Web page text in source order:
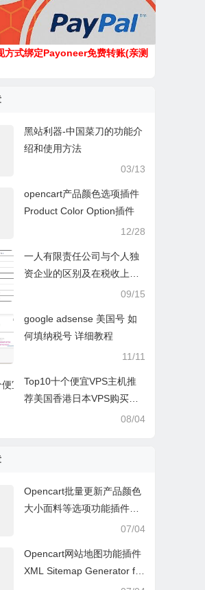
方式绑定Payoneer免费转账(亲测
黑站利器-中国菜刀的功能介
绍和使用方法
03/13
opencart产品颜色选项插件
Product Color Option插件
12/28
一人有限责任公司与个人独
资企业的区别及在税收上
（增值税，企业所得税，个
09/15
google adsense 美国号 如
何填纳税号 详细教程
11/11
Top10十个便宜VPS主机推
荐美国香港日本VPS购买搭
建教程-国内知乎推荐国外V
08/04
Opencart批量更新产品颜色
大小面料等选项功能插件MA
SS products update: Option
07/04
Opencart网站地图功能插件
XML Sitemap Generator for